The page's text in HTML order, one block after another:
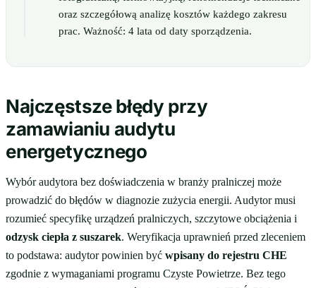
oraz szczegółową analizę kosztów każdego zakresu
prac. Ważność: 4 lata od daty sporządzenia.
Najczęstsze błędy przy
zamawianiu audytu
energetycznego
Wybór audytora bez doświadczenia w branży pralniczej może
prowadzić do błędów w diagnozie zużycia energii. Audytor musi
rozumieć specyfikę urządzeń pralniczych, szczytowe obciążenia i
odzysk ciepła z suszarek. Weryfikacja uprawnień przed zleceniem
to podstawa: audytor powinien być wpisany do rejestru CHE
zgodnie z wymaganiami programu Czyste Powietrze. Bez tego